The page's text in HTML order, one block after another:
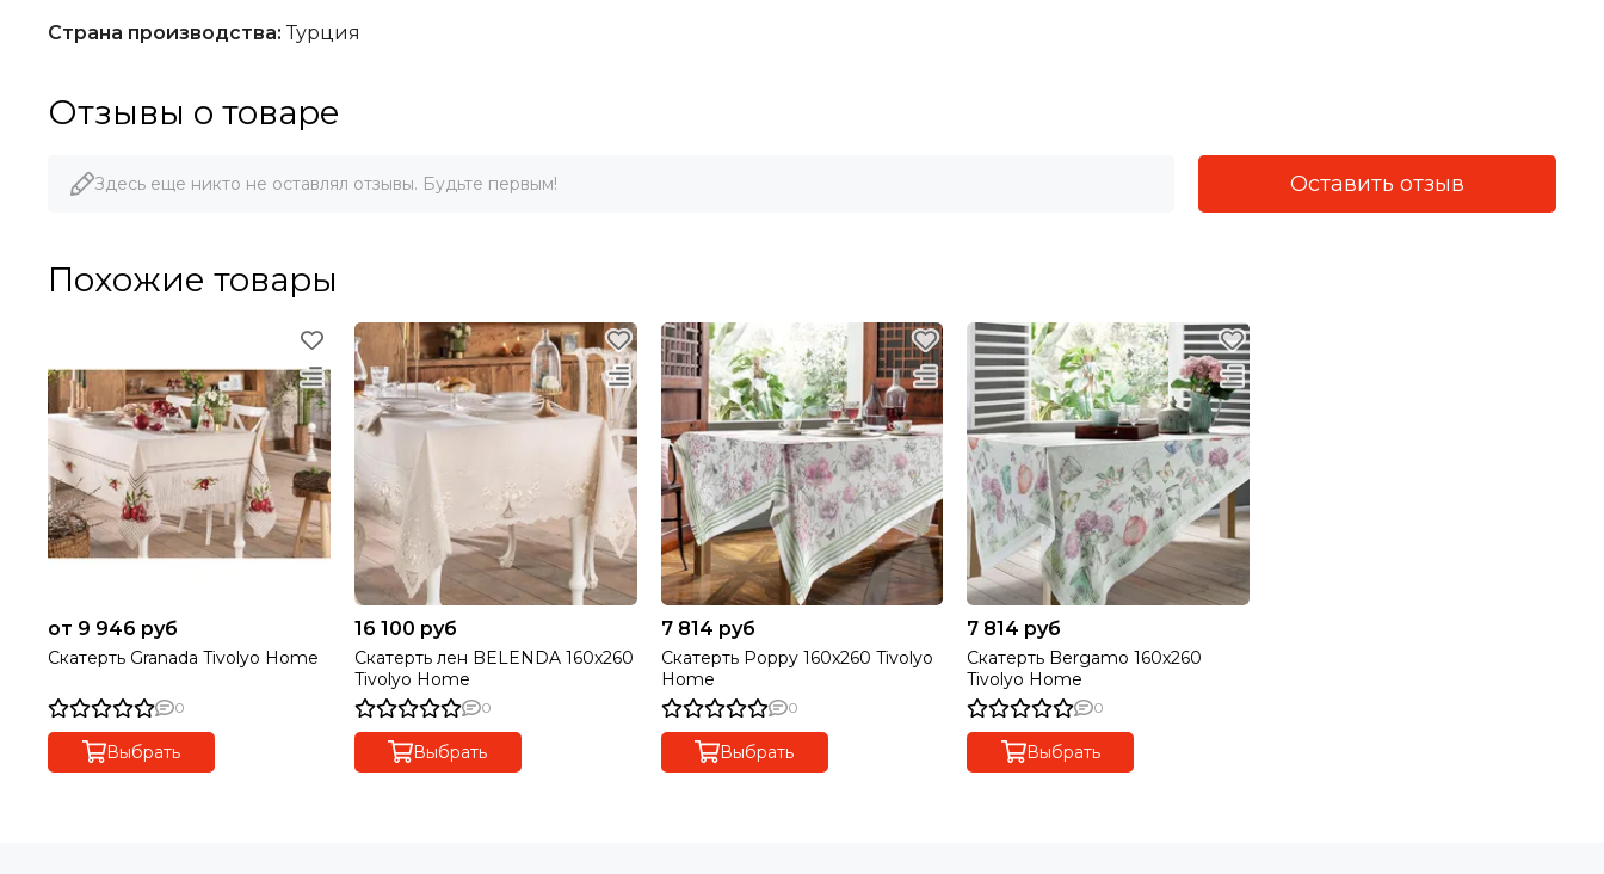
Страна производства: Турция
Отзывы о товаре
Здесь еще никто не оставлял отзывы. Будьте первым! Оставить отзыв
Похожие товары
от 9 946 руб
Скатерть Granada Tivolyo Home
0
Выбрать
16 100 руб
Скатерть лен BELENDA 160x260
Tivolyo Home
0
Выбрать
7 814 руб
Скатерть Poppy 160x260 Tivolyo
Home
0
Выбрать
7 814 руб
Скатерть Bergamo 160x260
Tivolyo Home
0
Выбрать